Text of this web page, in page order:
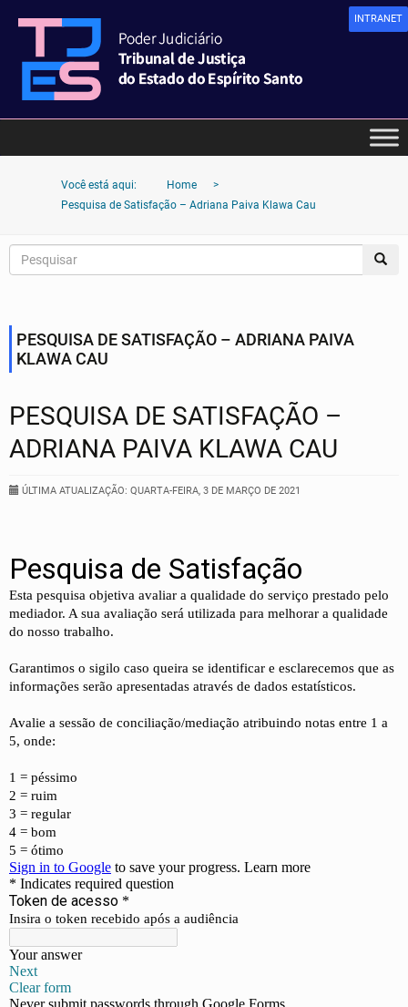
INTRANET
Você está aqui: Home
>
Pesquisa de Satisfação – Adriana Paiva Klawa Cau
PESQUISA DE SATISFAÇÃO – ADRIANA PAIVA
KLAWA CAU
PESQUISA DE SATISFAÇÃO –
ADRIANA PAIVA KLAWA CAU
ÚLTIMA ATUALIZAÇÃO: QUARTA-FEIRA, 3 DE MARÇO DE 2021